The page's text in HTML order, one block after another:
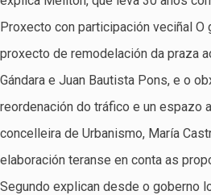
Proxecto con participación veciñal O
proxecto de remodelación da praza
Gándara e Juan Bautista Pons, e o
reordenación do tráfico e un espazo
concelleira de Urbanismo, María
elaboración teranse en conta as
Segundo explican desde o goberno